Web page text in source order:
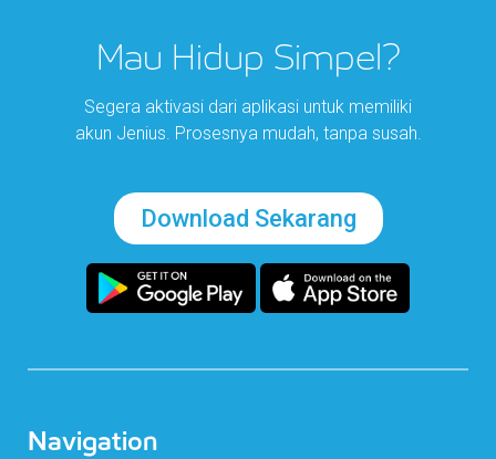
Mau Hidup Simpel?
Segera aktivasi dari aplikasi untuk memiliki
akun Jenius. Prosesnya mudah, tanpa susah.
Download Sekarang
Navigation